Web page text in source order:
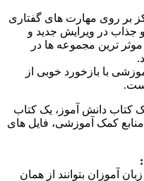
بر روی مهارت های گفتاری
جذاب در ویرایش جدید و
ترین مجموعه ها در
با بازخورد خوبی از
کتاب دانش آموز، یک کتاب
کمک آموزشی، فایل های
آموزان بتوانند از همان